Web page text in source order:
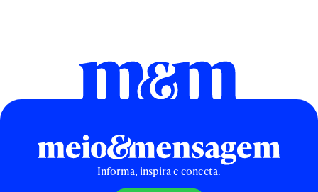
Informa, inspira e conecta.